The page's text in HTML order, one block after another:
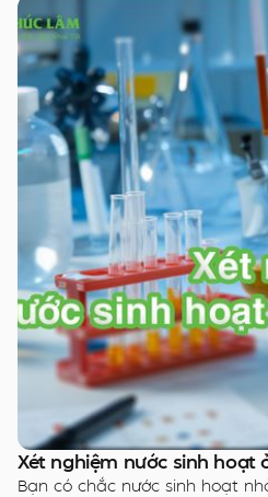
Xét nghiệm nước sinh hoạt
Bạn có chắc nước sinh hoạt